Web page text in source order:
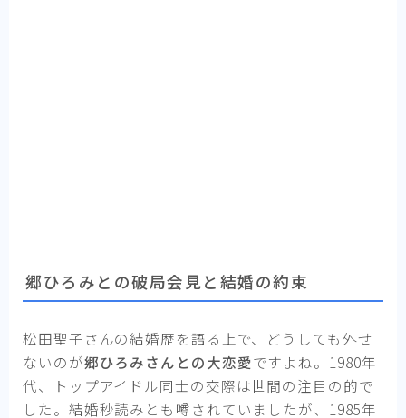
郷ひろみとの破局会見と結婚の約束
松田聖子さんの結婚歴を語る上で、どうしても外せ
ないのが郷ひろみさんとの大恋愛ですよね。1980年
代、トップアイドル同士の交際は世間の注目の的で
した。結婚秒読みとも噂されていましたが、1985年